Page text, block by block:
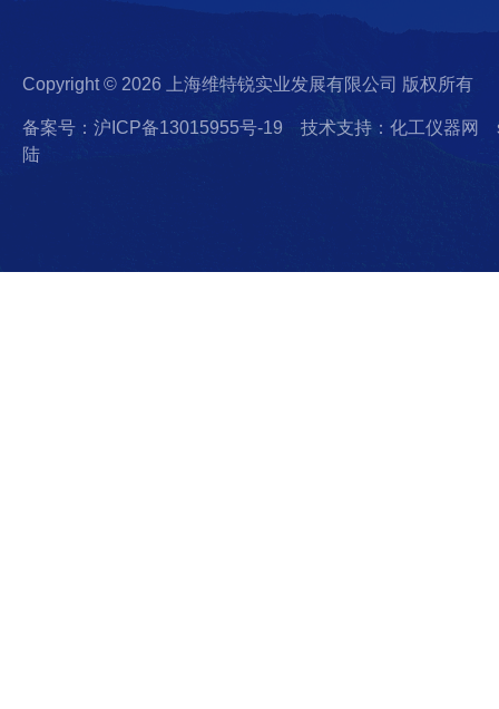
Copyright © 2026 上海维特锐实业发展有限公司 版权所有
备案号：沪ICP备13015955号-19 技术支持：化工仪器网
陆